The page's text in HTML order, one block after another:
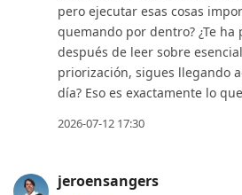
pero ejecutar esas cosas
quemando por dentro? ¿Te ha
después de leer sobre
priorización, sigues llegando
día? Eso es exactamente lo
2026-07-12 17:30
jeroensangers